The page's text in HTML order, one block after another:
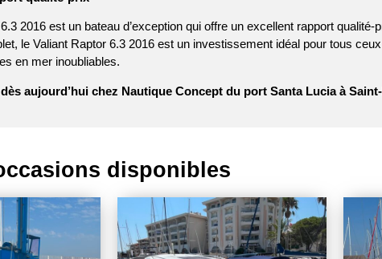
2016 est un bateau d’exception qui offre un excellent rapport
le Valiant Raptor 6.3 2016 est un investissement idéal pour tous
en mer inoubliables.
aujourd’hui chez Nautique Concept du port Santa Lucia à
disponibles